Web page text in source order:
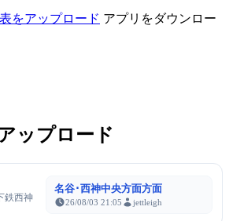
をアップロード アプリをダウンロー
ップロード
鉄西神
名谷･西神中央方面方面
26/08/03 21:05 jettleigh